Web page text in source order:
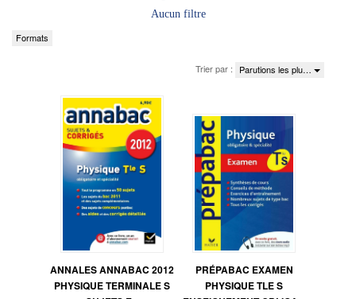
Aucun filtre
Formats
Trier par : Parutions les plu…
ANNALES ANNABAC 2012
PHYSIQUE TERMINALE S
PRÉPABAC EXAMEN
PHYSIQUE TLE S